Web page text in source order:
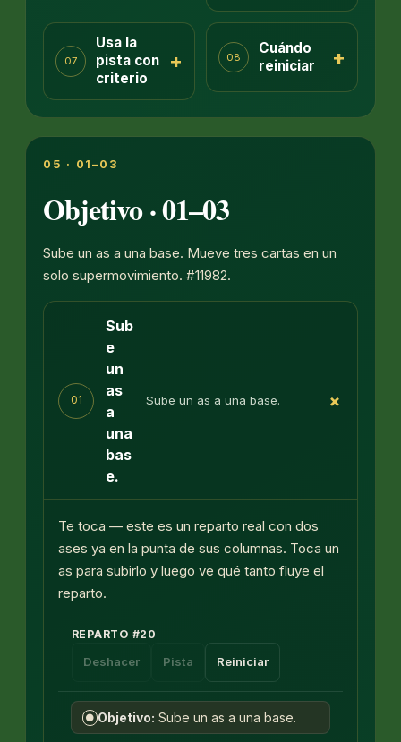
07
Usa la
pista con
criterio
+ 08
Cuándo
reiniciar
+
05 · 01–03
Objetivo · 01–03
Sube un as a una base. Mueve tres cartas en un
solo supermovimiento. #11982.
01
Sub
e
un
as
a
una
bas
e.
Sube un as a una base. +
Te toca — este es un reparto real con dos
ases ya en la punta de sus columnas. Toca un
as para subirlo y luego ve qué tanto fluye el
reparto.
REPARTO #20
Deshacer Pista Reiniciar
● Objetivo: Sube un as a una base.